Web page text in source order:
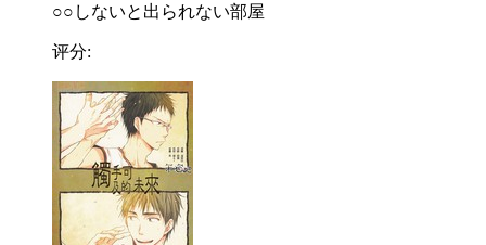
○○しないと出られない部屋
评分: